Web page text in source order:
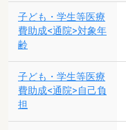
子ども・学生等医療
費助成<通院>対象年
齢
子ども・学生等医療
費助成<通院>自己負
担